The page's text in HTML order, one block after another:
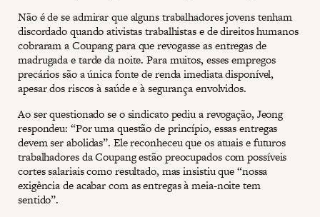
Não é de se admirar que alguns trabalhadores jovens tenham
discordado quando ativistas trabalhistas e de direitos humanos
cobraram a Coupang para que revogasse as entregas de
madrugada e tarde da noite. Para muitos, esses empregos
precários são a única fonte de renda imediata disponível,
apesar dos riscos à saúde e à segurança envolvidos.
Ao ser questionado se o sindicato pediu a revogação, Jeong
respondeu: “Por uma questão de princípio, essas entregas
devem ser abolidas”. Ele reconheceu que os atuais e futuros
trabalhadores da Coupang estão preocupados com possíveis
cortes salariais como resultado, mas insistiu que “nossa
exigência de acabar com as entregas à meia-noite tem
sentido”.